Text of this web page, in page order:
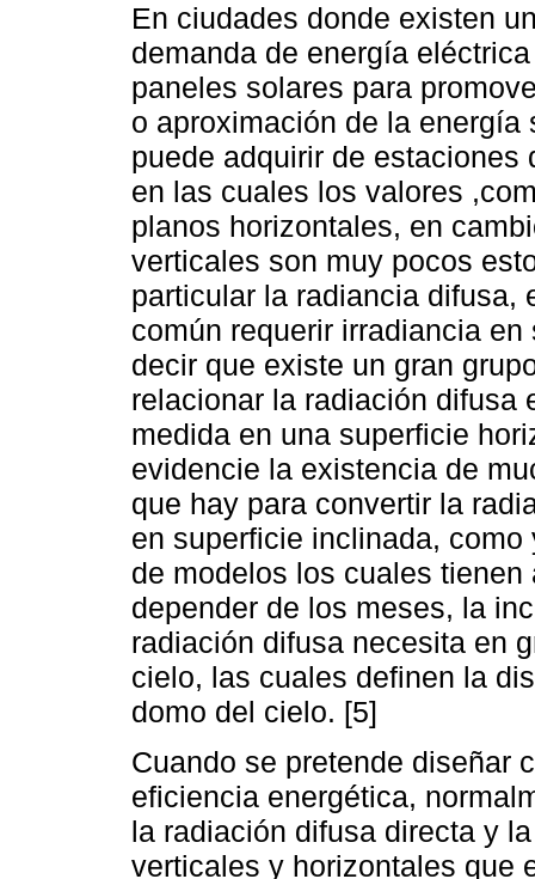
En ciudades donde existen
demanda de energía
paneles solares para
o aproximación de la
puede adquirir de estaciones
en las cuales los valores
planos horizontales, en
verticales son muy pocos
particular la radiancia difusa,
común requerir irradiancia
decir que existe un gran
relacionar la radiación difusa
medida en una superficie
evidencie la existencia de
que hay para convertir la
en superficie inclinada,
de modelos los cuales
depender de los meses, la
radiación difusa necesita en
cielo, las cuales definen la
domo del cielo. [5]
Cuando se pretende diseñar
eficiencia energética,
la radiación difusa directa y
verticales y horizontales que